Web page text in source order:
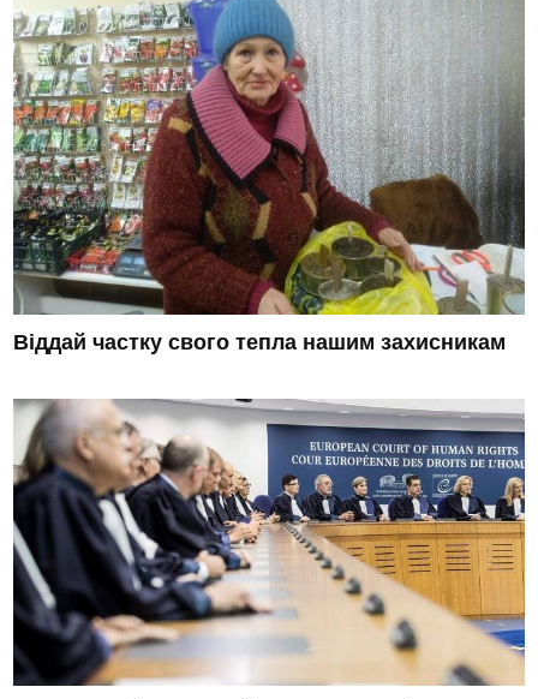
Віддай частку свого тепла нашим захисникам